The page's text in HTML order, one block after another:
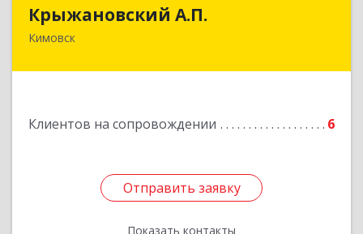
Крыжановский А.П.
Кимовск
Клиентов на сопровождении 6
Отправить заявку
Показать контакты
Отправить заявку
Назад